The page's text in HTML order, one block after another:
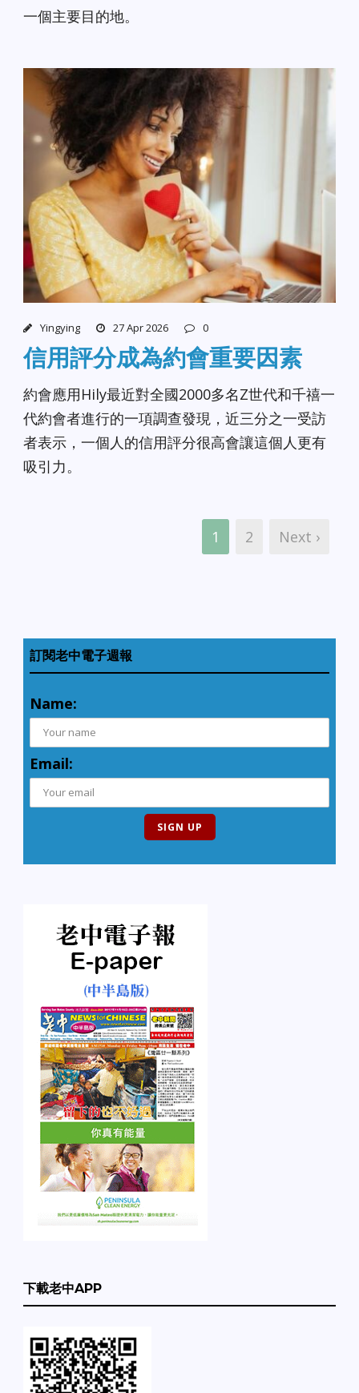
一個主要目的地。
Yingying 27 Apr 2026 0
信用評分成為約會重要因素
約會應用Hily最近對全國2000多名Z世代和千禧一
代約會者進行的一項調查發現，近三分之一受訪
者表示，一個人的信用評分很高會讓這個人更有
吸引力。
1 2 Next ›
訂閱老中電子週報
Name:
Email:
下載老中APP